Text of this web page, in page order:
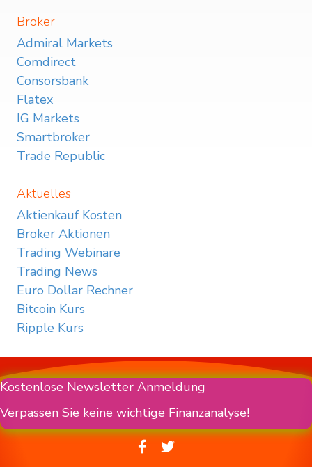
Broker
Admiral Markets
Comdirect
Consorsbank
Flatex
IG Markets
Smartbroker
Trade Republic
Aktuelles
Aktienkauf Kosten
Broker Aktionen
Trading Webinare
Trading News
Euro Dollar Rechner
Bitcoin Kurs
Ripple Kurs
Kostenlose Newsletter Anmeldung
Verpassen Sie keine wichtige Finanzanalyse!